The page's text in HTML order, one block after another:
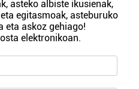
asteko albiste ikusienak,
egitasmoak, asteburuko
eta askoz gehiago!
elektronikoan.